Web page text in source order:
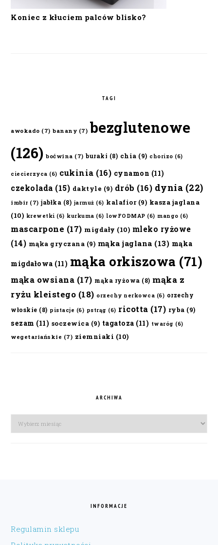
Koniec z kłuciem palców blisko?
TAGI
awokado (7) banany (7) bezglutenowe
(126) boćwina (7) buraki (8) chia (9) chorizo (6)
ciecierzyca (6) cukinia (16) cynamon (11)
czekolada (15) daktyle (9) drób (16) dynia (22)
imbir (7) jabłka (8) jarmuż (6) kalafior(9) kasza jaglana
(10) krewetki (6) kurkuma (6) lowFODMAP (6) mango (6)
mascarpone (17) migdały (10) mleko ryżowe
(14) mąka gryczana (9) mąka jaglana (13) mąka
migdałowa (11) mąka orkiszowa (71)
mąka owsiana (17) mąka ryżowa (8) mąka z
ryżu kleistego (18) orzechy nerkowca (6) orzechy
włoskie (8) pistacje (6) pstrąg (6) ricotta (17) ryba (9)
sezam (11) soczewica (9) tagatoza (11) twaróg (6)
wegetariańskie (7) ziemniaki (10)
ARCHIWA
Archiwa
INFORMACJE
Regulamin sklepu